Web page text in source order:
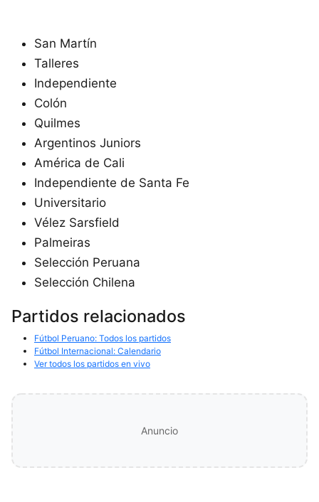
San Martín
Talleres
Independiente
Colón
Quilmes
Argentinos Juniors
América de Cali
Independiente de Santa Fe
Universitario
Vélez Sarsfield
Palmeiras
Selección Peruana
Selección Chilena
Partidos relacionados
Fútbol Peruano: Todos los partidos
Fútbol Internacional: Calendario
Ver todos los partidos en vivo
Anuncio